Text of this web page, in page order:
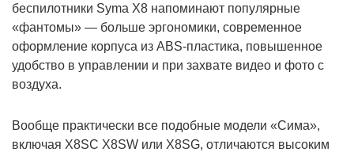
беспилотники Syma X8 напоминают популярные
«фантомы» — больше эргономики, современное
оформление корпуса из ABS-пластика, повышенное
удобство в управлении и при захвате видео и фото с
воздуха.
Вообще практически все подобные модели «Сима»,
включая X8SC X8SW или X8SG, отличаются высоким